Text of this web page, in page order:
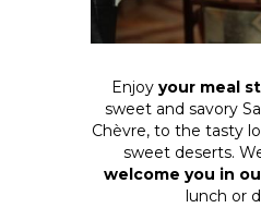
Enjoy your meal
sweet and savory
Chèvre, to the tasty
sweet deserts.
welcome you in
lunch or